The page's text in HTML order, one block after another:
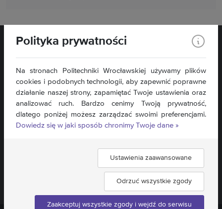
pl. Piastowski 27
58-560 Jelenia Góra
Mapa serwisu »
Polityka prywatności
Na stronach Politechniki Wrocławskiej używamy plików
cookies i podobnych technologii, aby zapewnić poprawne
działanie naszej strony, zapamiętać Twoje ustawienia oraz
analizować ruch. Bardzo cenimy Twoją prywatność,
dlatego poniżej możesz zarządzać swoimi preferencjami.
Dowiedz się w jaki sposób chronimy Twoje dane »
Ustawienia zaawansowane
Odrzuć wszystkie zgody
Zaakceptuj wszystkie zgody i wejdź do serwisu